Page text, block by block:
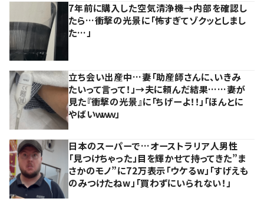
7年前に購入した空気清浄機→内部を確認し
たら…衝撃の光景に「怖すぎてゾクッとしまし
た…」
立ち会い出産中…妻「助産師さんに、いきみ
たいって言って！」→夫に頼んだ結果……妻が
見た『衝撃の光景』に「ちげーよ！！」「ほんとに
やばいｗｗｗ」
日本のスーパーで…オーストラリア人男性
「見つけちゃった」目を輝かせて持ってきた”ま
さかのモノ”に72万表示「ウケるw」「すげえも
のみつけたねw」「買わずにいられない！」